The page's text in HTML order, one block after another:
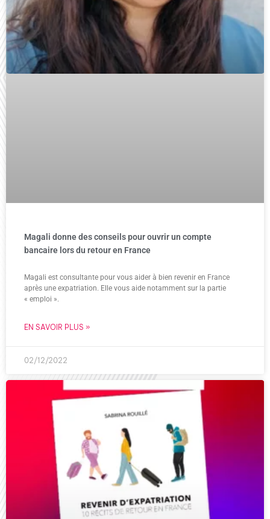
Magali donne des conseils pour ouvrir un compte
bancaire lors du retour en France
Magali est consultante pour vous aider à bien revenir en France
après une expatriation. Elle vous aide notamment sur la partie
« emploi ».
EN SAVOIR PLUS »
02/12/2022